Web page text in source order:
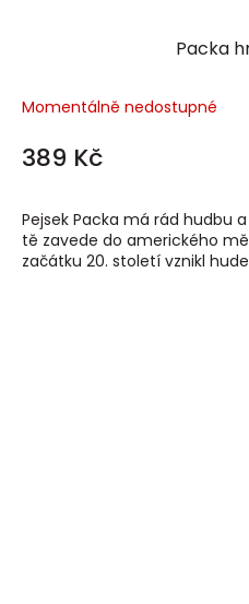
Packa
Momentálně nedostupné
389 Kč
Pejsek Packa má rád hudbu
tě zavede do amerického
začátku 20. století vznikl